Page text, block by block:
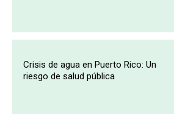
Crisis de agua en Puerto Rico: Un
riesgo de salud pública